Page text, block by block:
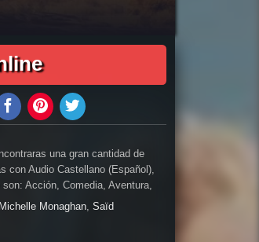
pelicula completa hd, descargar pelicula Plan en familia gratis, descargar pelicula Plan en
Latino, Pelicula Plan en familia Latino Online, Pelicula Plan en familia Español Online,
una gran cantidad de
Audio Castellano (Español),
Acción, Comedia, Aventura,
Suspenso, Thriller,
Michelle Monaghan ,Saïd